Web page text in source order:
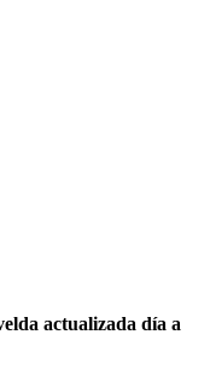
actualizada día a